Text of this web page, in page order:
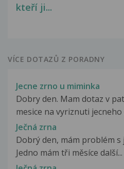
kteří ji...
VÍCE DOTAZŮ Z PORADNY
Jecne zrno u miminka
Dobry den. Mam dotaz v
mesice na vyriznuti jecneho
Ječná zrna
Dobrý den, mám problém s
Jedno mám tři měsíce další...